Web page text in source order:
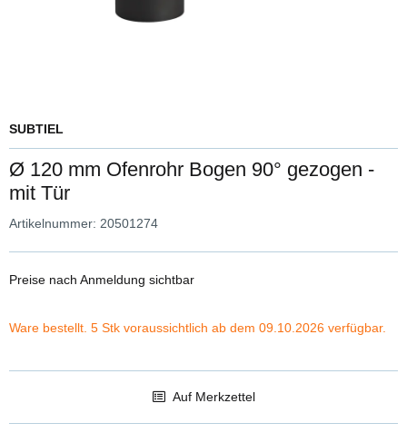
SUBTIEL
Ø 120 mm Ofenrohr Bogen 90° gezogen -
mit Tür
Artikelnummer: 20501274
Preise nach Anmeldung sichtbar
Ware bestellt. 5 Stk voraussichtlich ab dem 09.10.2026 verfügbar.
Auf Merkzettel